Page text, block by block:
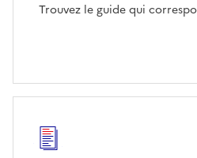
Trouvez le guide qui